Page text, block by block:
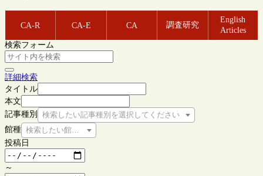
CA-R CA-E CA 調査研究
English
Articles
検索フォーム
詳細検索
タイトル
本文
記事種別
検索したい記事種別を選択してください
館種 検索したい館種を選択してください
投稿日
～